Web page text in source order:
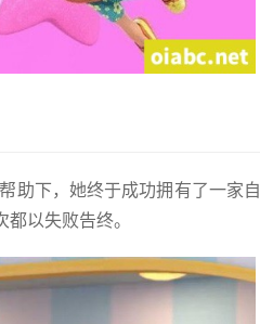
助下，她终于成功拥有了一家自
以失败告终。